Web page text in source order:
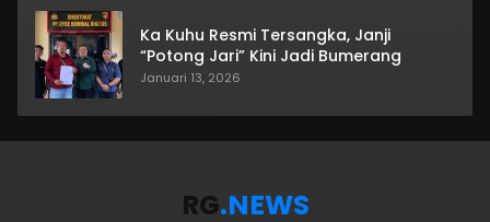
Ka Kuhu Resmi Tersangka, Janji
“Potong Jari” Kini Jadi Bumerang
Januari 13, 2026
RG.NEWS